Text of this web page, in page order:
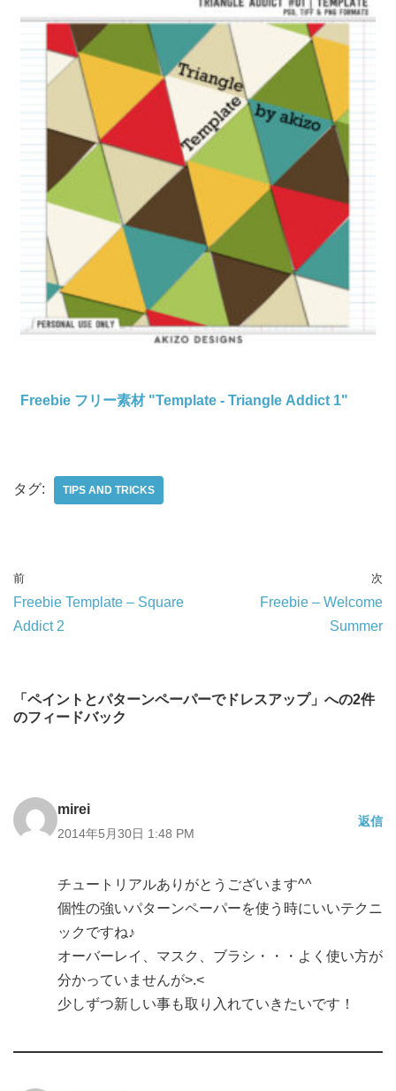
Freebie フリー素材 "Template - Triangle Addict 1"
タグ: TIPS AND TRICKS
前
Freebie Template – Square
Addict 2
次
Freebie – Welcome
Summer
「ペイントとパターンペーパーでドレスアップ」への2件
のフィードバック
mirei
2014年5月30日 1:48 PM
返信
チュートリアルありがとうございます^^
個性の強いパターンペーパーを使う時にいいテクニ
ックですね♪
オーバーレイ、マスク、ブラシ・・・よく使い方が
分かっていませんが>.<
少しずつ新しい事も取り入れていきたいです！